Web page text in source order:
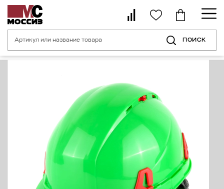
ПОИСК
Главная страница Средства индивидуальной защиты